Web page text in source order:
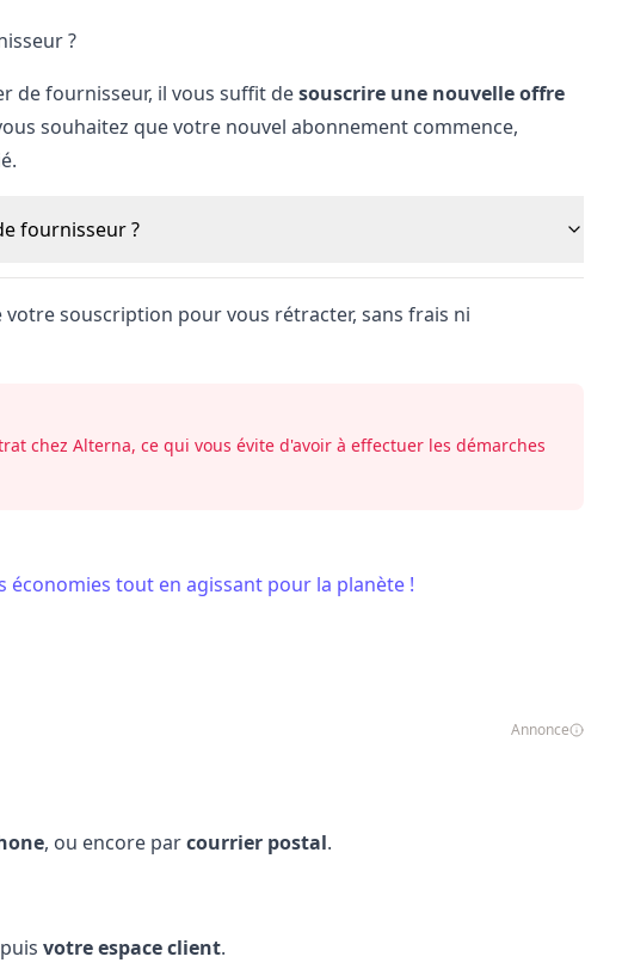
?
de fournisseur, il vous suffit desouscrire une nouvelle offre
souhaitez que votre nouvel abonnement commence,
fournisseur ?
votre souscription pour vous rétracter, sans frais ni
chez Alterna, ce qui vous évite d'avoir à effectuer les démarches
économies tout en agissant pour la planète !
Annonce
, ou encore parcourrier postal.
votre espace client.